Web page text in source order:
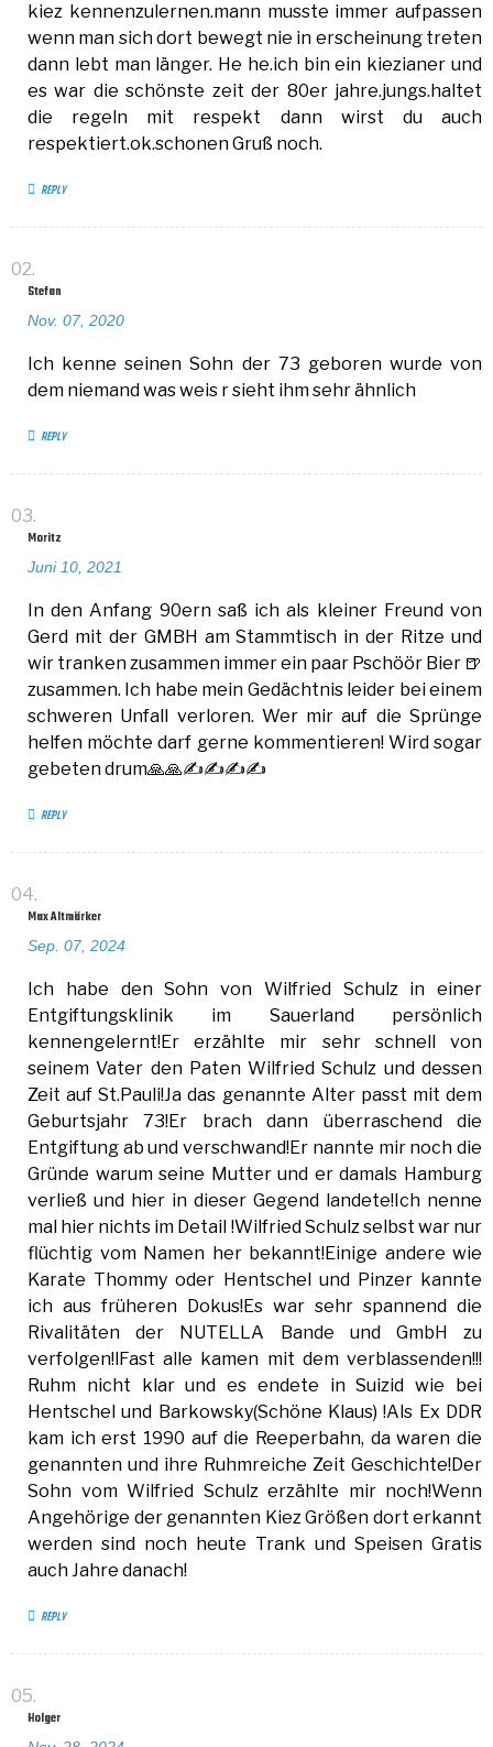
kiez kennenzulernen.mann musste immer aufpassen
wenn man sich dort bewegt nie in erscheinung treten
dann lebt man länger. He he.ich bin ein kiezianer und
es war die schönste zeit der 80er jahre.jungs.haltet
die regeln mit respekt dann wirst du auch
respektiert.ok.schonen Gruß noch.
REPLY
Stefan
Nov. 07, 2020
Ich kenne seinen Sohn der 73 geboren wurde von
dem niemand was weis r sieht ihm sehr ähnlich
REPLY
Moritz
Juni 10, 2021
In den Anfang 90ern saß ich als kleiner Freund von
Gerd mit der GMBH am Stammtisch in der Ritze und
wir tranken zusammen immer ein paar Pschöör Bier 🍺
zusammen. Ich habe mein Gedächtnis leider bei einem
schweren Unfall verloren. Wer mir auf die Sprünge
helfen möchte darf gerne kommentieren! Wird sogar
gebeten drum🙏🙏✍✍✍✍
REPLY
Max Altmärker
Sep. 07, 2024
Ich habe den Sohn von Wilfried Schulz in einer
Entgiftungsklinik im Sauerland persönlich
kennengelernt!Er erzählte mir sehr schnell von
seinem Vater den Paten Wilfried Schulz und dessen
Zeit auf St.Pauli!Ja das genannte Alter passt mit dem
Geburtsjahr 73!Er brach dann überraschend die
Entgiftung ab und verschwand!Er nannte mir noch die
Gründe warum seine Mutter und er damals Hamburg
verließ und hier in dieser Gegend landete!Ich nenne
mal hier nichts im Detail !Wilfried Schulz selbst war nur
flüchtig vom Namen her bekannt!Einige andere wie
Karate Thommy oder Hentschel und Pinzer kannte
ich aus früheren Dokus!Es war sehr spannend die
Rivalitäten der NUTELLA Bande und GmbH zu
verfolgen!lFast alle kamen mit dem verblassenden!!!
Ruhm nicht klar und es endete in Suizid wie bei
Hentschel und Barkowsky(Schöne Klaus) !Als Ex DDR
kam ich erst 1990 auf die Reeperbahn, da waren die
genannten und ihre Ruhmreiche Zeit Geschichte!Der
Sohn vom Wilfried Schulz erzählte mir noch!Wenn
Angehörige der genannten Kiez Größen dort erkannt
werden sind noch heute Trank und Speisen Gratis
auch Jahre danach!
REPLY
Holger